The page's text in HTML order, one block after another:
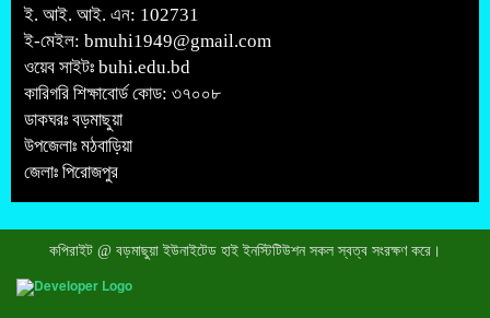
ই. আই. আই. এন: 102731
ই-মেইল: bmuhi1949@gmail.com
ওয়েব সাইটঃ buhi.edu.bd
কারিগরি শিক্ষাবোর্ড কোড: ৩৭০০৮
ডাকঘরঃ বড়মাছুয়া
উপজেলাঃ মঠবাড়িয়া
জেলাঃ পিরোজপুর
কপিরাইট @ বড়মাছুয়া ইউনাইটেড হাই ইনস্টিটিউশন সকল স্বত্ব সংরক্ষণ করে।